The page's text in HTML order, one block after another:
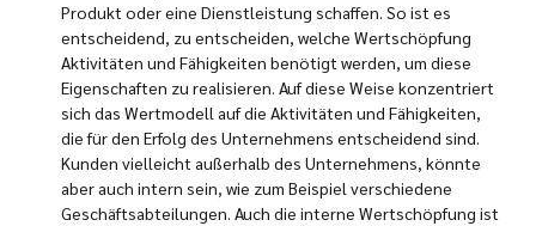
Produkt oder eine Dienstleistung schaffen. So ist es
entscheidend, zu entscheiden, welche Wertschöpfung
Aktivitäten und Fähigkeiten benötigt werden, um diese
Eigenschaften zu realisieren. Auf diese Weise konzentriert
sich das Wertmodell auf die Aktivitäten und Fähigkeiten,
die für den Erfolg des Unternehmens entscheidend sind.
Kunden vielleicht außerhalb des Unternehmens, könnte
aber auch intern sein, wie zum Beispiel verschiedene
Geschäftsabteilungen. Auch die interne Wertschöpfung ist